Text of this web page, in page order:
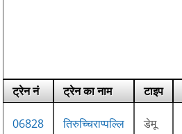
ट्रेन नं ट्रेन का नाम टाइप
06828
तिरुच्चिराप्पल्लि
डेमू